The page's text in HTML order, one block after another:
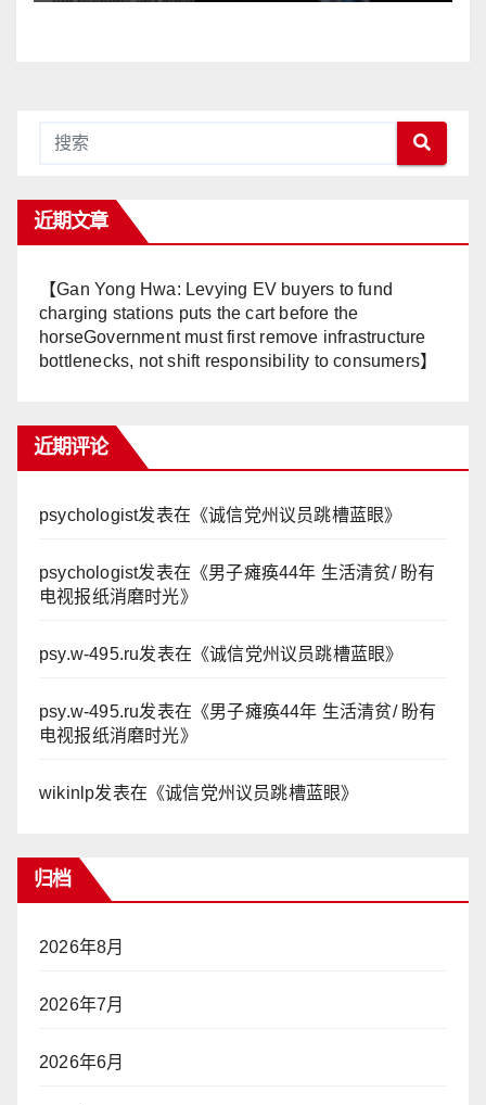
Anwar Harga Barang
近期文章
【Gan Yong Hwa: Levying EV buyers to fund
charging stations puts the cart before the
horseGovernment must first remove infrastructure
bottlenecks, not shift responsibility to consumers】
近期评论
psychologist发表在《诚信党州议员跳槽蓝眼》
psychologist发表在《男子瘫痪44年 生活清贫/ 盼有
电视报纸消磨时光》
psy.w-495.ru发表在《诚信党州议员跳槽蓝眼》
psy.w-495.ru发表在《男子瘫痪44年 生活清贫/ 盼有
电视报纸消磨时光》
wikinlp发表在《诚信党州议员跳槽蓝眼》
归档
2026年8月
2026年7月
2026年6月